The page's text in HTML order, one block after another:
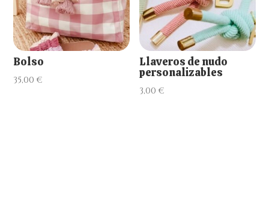
Bolso
35,00€
Llaveros de nudo
personalizables
3,00€